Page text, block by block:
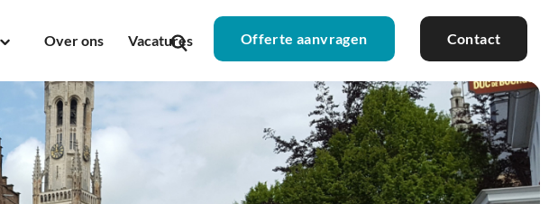
Over ons Vacatures Offerte aanvragen Contact